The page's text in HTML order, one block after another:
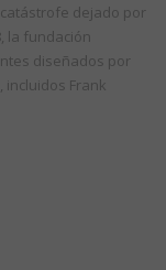
dejado por
la fundación
diseñados por
Frank